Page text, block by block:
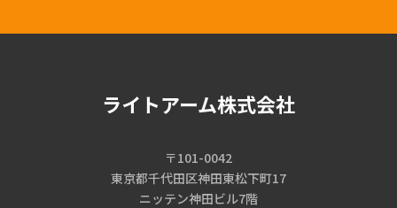
ライトアーム株式会社
〒101-0042
東京都千代田区神田東松下町17
ニッテン神田ビル7階